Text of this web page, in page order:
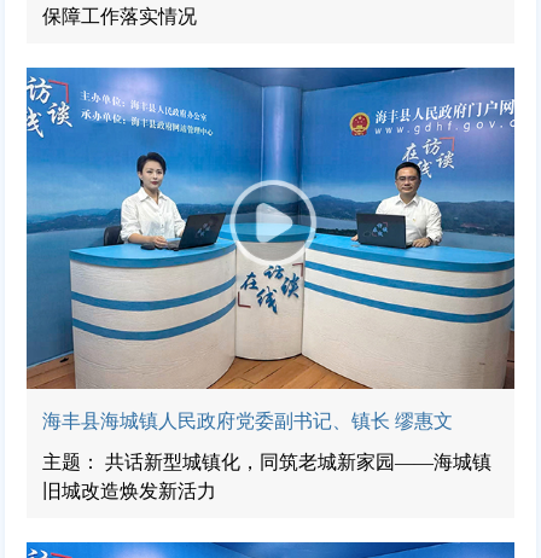
保障工作落实情况
海丰县海城镇人民政府党委副书记、镇长 缪惠文
主题： 共话新型城镇化，同筑老城新家园——海城镇
旧城改造焕发新活力